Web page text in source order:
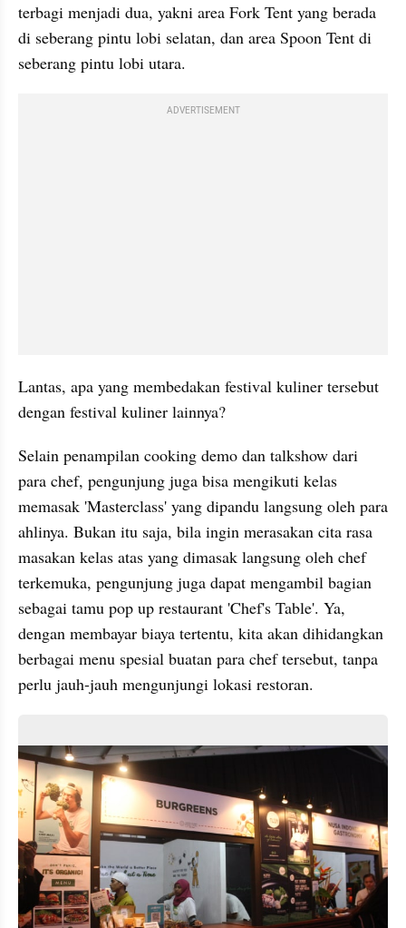
terbagi menjadi dua, yakni area Fork Tent yang berada
di seberang pintu lobi selatan, dan area Spoon Tent di
seberang pintu lobi utara.
ADVERTISEMENT
Lantas, apa yang membedakan festival kuliner tersebut
dengan festival kuliner lainnya?
Selain penampilan cooking demo dan talkshow dari
para chef, pengunjung juga bisa mengikuti kelas
memasak 'Masterclass' yang dipandu langsung oleh para
ahlinya. Bukan itu saja, bila ingin merasakan cita rasa
masakan kelas atas yang dimasak langsung oleh chef
terkemuka, pengunjung juga dapat mengambil bagian
sebagai tamu pop up restaurant 'Chef's Table'. Ya,
dengan membayar biaya tertentu, kita akan dihidangkan
berbagai menu spesial buatan para chef tersebut, tanpa
perlu jauh-jauh mengunjungi lokasi restoran.